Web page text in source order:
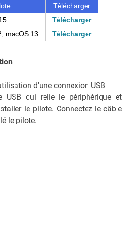
Télécharger
Télécharger
macOS 13
Télécharger
d'une connexion USB
USB qui relie le périphérique et
le pilote. Connectez le câble
le pilote.